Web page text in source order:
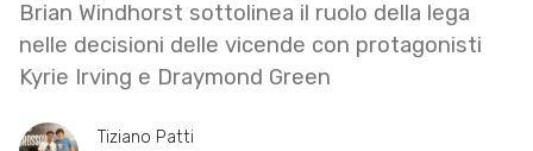
Brian Windhorst sottolinea il ruolo della lega
nelle decisioni delle vicende con protagonisti
Kyrie Irving e Draymond Green
Tiziano Patti